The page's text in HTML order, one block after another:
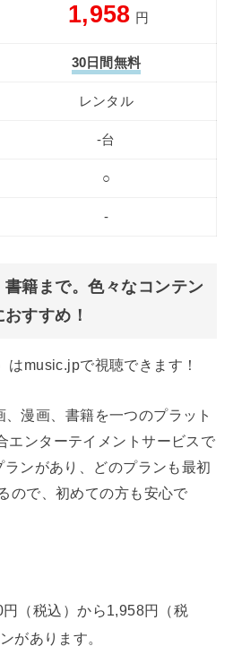
1,958 円
30日間無料
レンタル
-台
○
-
籍まで。色々なコンテン
すすめ！
はmusic.jpで視聴できます！
漫画、書籍を一つのプラット
エンターテイメントサービスで
ンがあり、どのプランも最初
ので、初めての方も安心で
円（税込）から1,958円（税
があります。